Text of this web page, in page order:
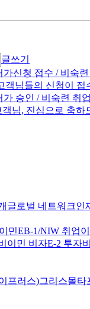
글쓰기
신청 접수 / 비숙
객님들의 신청이 접
승인 / 비숙련 취
님, 진심으로 축하
글로벌 네트워크인
민EB-1/NIW 취업
이민 비자E-2 투자
프러스)그리스몰타